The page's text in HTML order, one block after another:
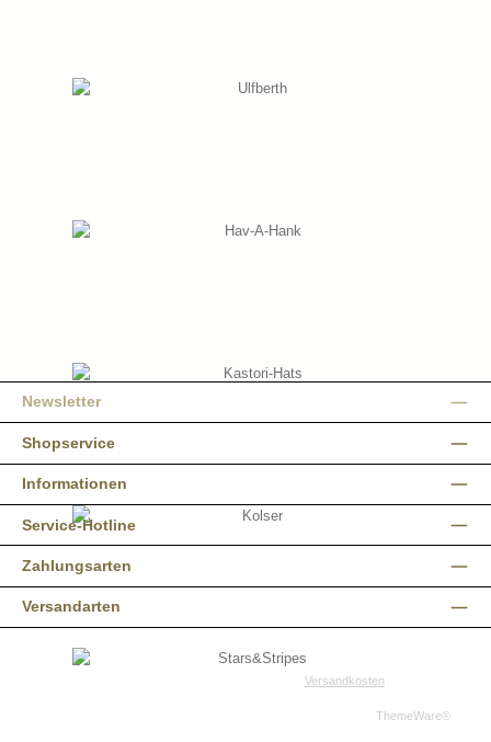
Newsletter
Shopservice
Informationen
Service-Hotline
Zahlungsarten
Versandarten
Versandkosten
ThemeWare®